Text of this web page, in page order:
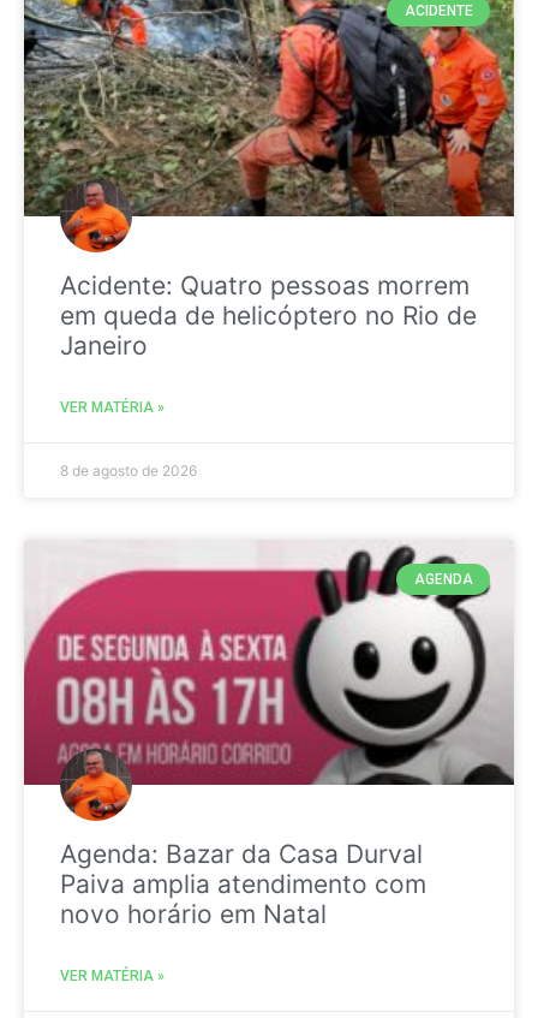
ACIDENTE
Acidente: Quatro pessoas morrem
em queda de helicóptero no Rio de
Janeiro
VER MATÉRIA »
8 de agosto de 2026
AGENDA
Agenda: Bazar da Casa Durval
Paiva amplia atendimento com
novo horário em Natal
VER MATÉRIA »